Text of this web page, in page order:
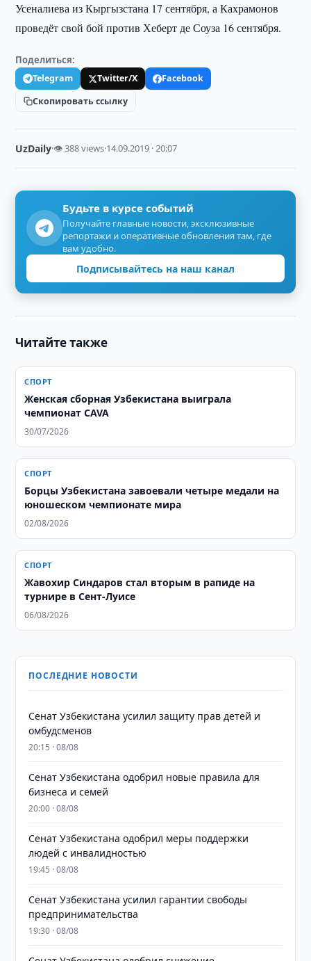
Усеналиева из Кыргызстана 17 сентября, а Кахрамонов
проведёт свой бой против Хеберт де Соуза 16 сентября.
Поделиться:
Telegram Twitter/X
Facebook
Скопировать ссылку
UzDaily·👁 388 views·14.09.2019 · 20:07
Будьте в курсе событий
Получайте главные новости, эксклюзивные
репортажи и оперативные обновления там, где
вам удобно.
Подписывайтесь на наш канал
Читайте также
СПОРТ
Женская сборная Узбекистана выиграла
чемпионат CAVA
30/07/2026
СПОРТ
Борцы Узбекистана завоевали четыре медали на
юношеском чемпионате мира
02/08/2026
СПОРТ
Жавохир Синдаров стал вторым в рапиде на
турнире в Сент-Луисе
06/08/2026
ПОСЛЕДНИЕ НОВОСТИ
Сенат Узбекистана усилил защиту прав детей и
омбудсменов
20:15 · 08/08
Сенат Узбекистана одобрил новые правила для
бизнеса и семей
20:00 · 08/08
Сенат Узбекистана одобрил меры поддержки
людей с инвалидностью
19:45 · 08/08
Сенат Узбекистана усилил гарантии свободы
предпринимательства
19:30 · 08/08